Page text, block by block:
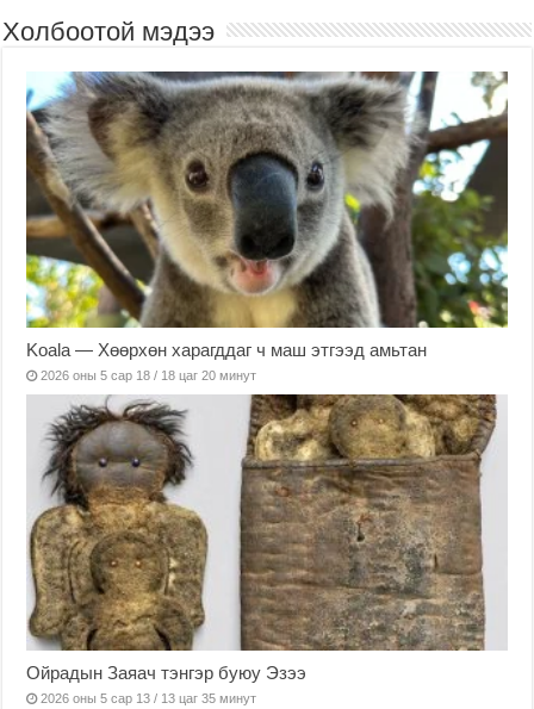
Холбоотой мэдээ
Koala — Хөөрхөн харагддаг ч маш этгээд амьтан
2026 оны 5 сар 18 / 18 цаг 20 минут
Ойрадын Заяач тэнгэр буюу Эзээ
2026 оны 5 сар 13 / 13 цаг 35 минут